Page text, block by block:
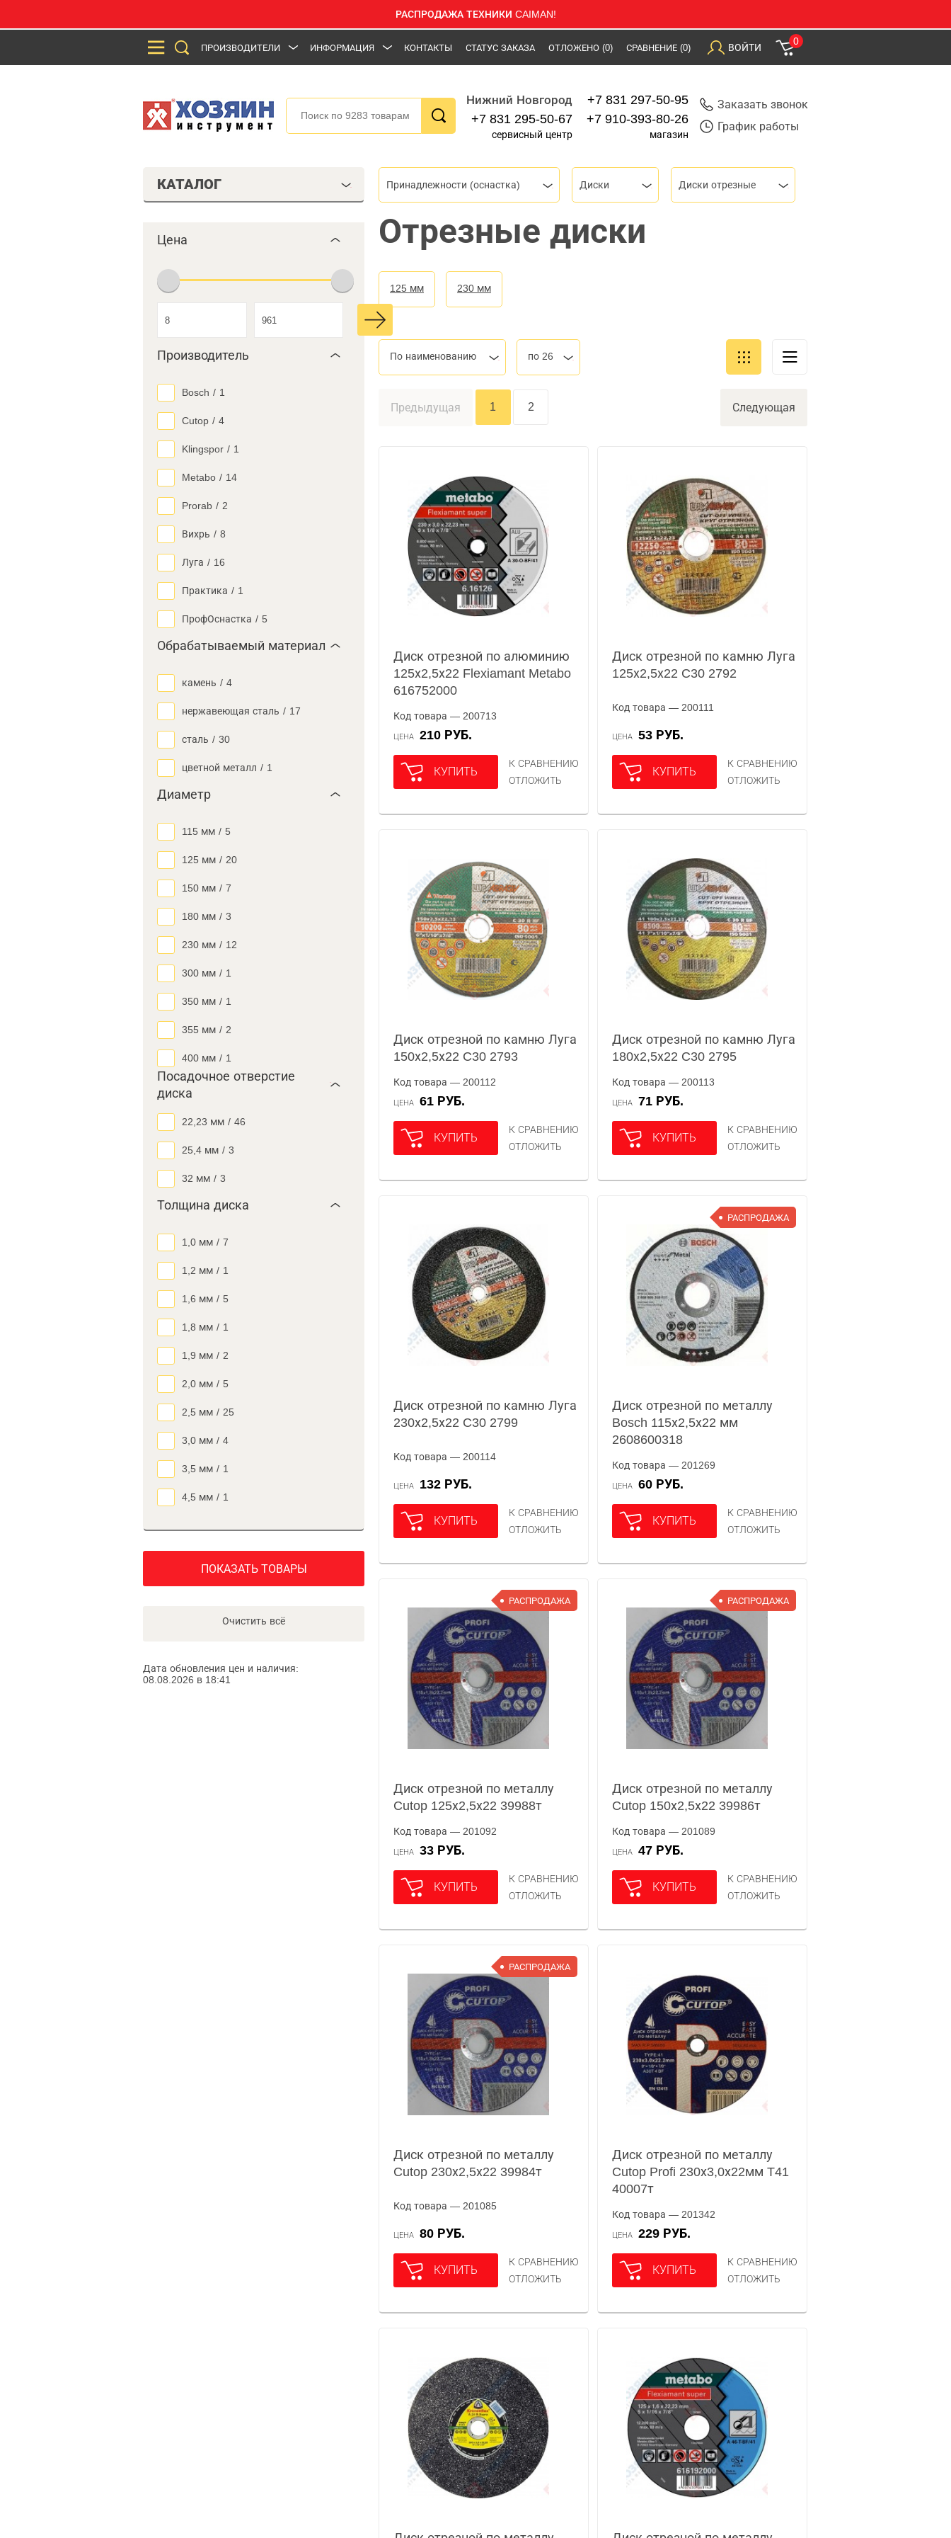
РАСПРОДАЖА ТЕХНИКИ CAIMAN!
ПРОИЗВОДИТЕЛИ ИНФОРМАЦИЯ КОНТАКТЫ СТАТУС ЗАКАЗА ОТЛОЖЕНО (0) СРАВНЕНИЕ (0) ВОЙТИ
0
Нижний Новгород
+7 831 295-50-67
сервисный центр
+7 831 297-50-95
+7 910-393-80-26
магазин
Заказать звонок
График работы
КАТАЛОГ
Цена
Производитель
Bosch / 1
Cutop / 4
Klingspor / 1
Metabo / 14
Prorab / 2
Вихрь / 8
Луга / 16
Практика / 1
ПрофОснастка / 5
Обрабатываемый материал
камень / 4
нержавеющая сталь / 17
сталь / 30
цветной металл / 1
Диаметр
115 мм / 5
125 мм / 20
150 мм / 7
180 мм / 3
230 мм / 12
300 мм / 1
350 мм / 1
355 мм / 2
400 мм / 1
Посадочное отверстие
диска
22,23 мм / 46
25,4 мм / 3
32 мм / 3
Толщина диска
1,0 мм / 7
1,2 мм / 1
1,6 мм / 5
1,8 мм / 1
1,9 мм / 2
2,0 мм / 5
2,5 мм / 25
3,0 мм / 4
3,5 мм / 1
4,5 мм / 1
ПОКАЗАТЬ ТОВАРЫ
Очистить всё
Дата обновления цен и наличия:
08.08.2026 в 18:41
Принадлежности (оснастка) Диски Диски отрезные
Отрезные диски
125 мм 230 мм
По наименованию по 26
Предыдущая 1 2 Следующая
Диск отрезной по алюминию
125х2,5х22 Flexiamant Metabo
616752000
Код товара — 200713
ЦЕНА 210 РУБ.
КУПИТЬ
К СРАВНЕНИЮ
ОТЛОЖИТЬ
Диск отрезной по камню Луга
125х2,5х22 C30 2792
Код товара — 200111
ЦЕНА 53 РУБ.
КУПИТЬ
К СРАВНЕНИЮ
ОТЛОЖИТЬ
Диск отрезной по камню Луга
150х2,5х22 C30 2793
Код товара — 200112
ЦЕНА 61 РУБ.
КУПИТЬ
К СРАВНЕНИЮ
ОТЛОЖИТЬ
Диск отрезной по камню Луга
180х2,5х22 C30 2795
Код товара — 200113
ЦЕНА 71 РУБ.
КУПИТЬ
К СРАВНЕНИЮ
ОТЛОЖИТЬ
Диск отрезной по камню Луга
230х2,5х22 C30 2799
Код товара — 200114
ЦЕНА 132 РУБ.
КУПИТЬ
К СРАВНЕНИЮ
ОТЛОЖИТЬ
РАСПРОДАЖА
Диск отрезной по металлу
Bosch 115х2,5х22 мм
2608600318
Код товара — 201269
ЦЕНА 60 РУБ.
КУПИТЬ
К СРАВНЕНИЮ
ОТЛОЖИТЬ
РАСПРОДАЖА
Диск отрезной по металлу
Cutop 125х2,5х22 39988т
Код товара — 201092
ЦЕНА 33 РУБ.
КУПИТЬ
К СРАВНЕНИЮ
ОТЛОЖИТЬ
РАСПРОДАЖА
Диск отрезной по металлу
Cutop 150х2,5х22 39986т
Код товара — 201089
ЦЕНА 47 РУБ.
КУПИТЬ
К СРАВНЕНИЮ
ОТЛОЖИТЬ
РАСПРОДАЖА
Диск отрезной по металлу
Cutop 230х2,5х22 39984т
Код товара — 201085
ЦЕНА 80 РУБ.
КУПИТЬ
К СРАВНЕНИЮ
ОТЛОЖИТЬ
Диск отрезной по металлу
Cutop Profi 230х3,0х22мм T41
40007т
Код товара — 201342
ЦЕНА 229 РУБ.
КУПИТЬ
К СРАВНЕНИЮ
ОТЛОЖИТЬ